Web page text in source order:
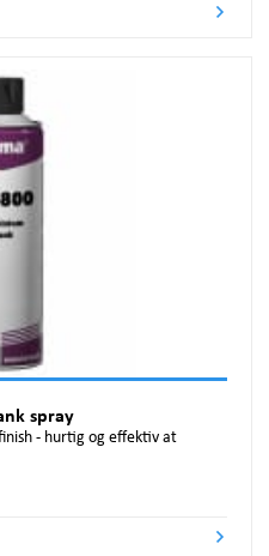
spray
- hurtig og effektiv at